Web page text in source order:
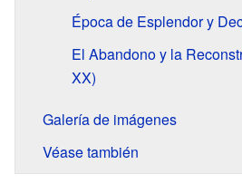
Época de Esplendor y
El Abandono y la
XX)
Galería de imágenes
Véase también